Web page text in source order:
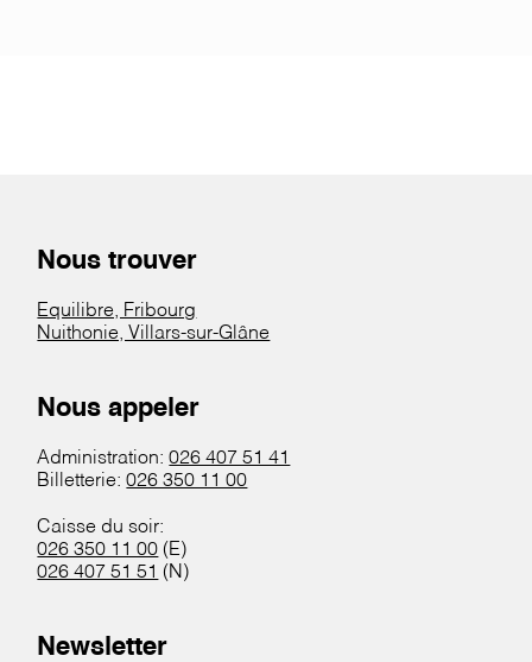
Nous trouver
Equilibre, Fribourg
Nuithonie, Villars-sur-Glâne
Nous appeler
Administration:026 407 51 41
Billetterie:026 350 11 00
Caisse du soir:
026 350 11 00 (E)
026 407 51 51 (N)
Newsletter